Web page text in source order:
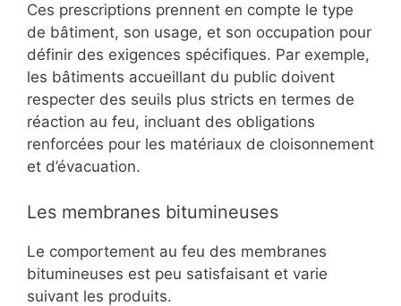
Ces prescriptions prennent en compte le type
de bâtiment, son usage, et son occupation pour
définir des exigences spécifiques. Par exemple,
les bâtiments accueillant du public doivent
respecter des seuils plus stricts en termes de
réaction au feu, incluant des obligations
renforcées pour les matériaux de cloisonnement
et d’évacuation.
Les membranes bitumineuses
Le comportement au feu des membranes
bitumineuses est peu satisfaisant et varie
suivant les produits.